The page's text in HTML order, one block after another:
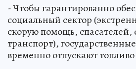
- Чтобы гарантированно
социальный сектор
скорую помощь,
транспорт),
временно отпускают